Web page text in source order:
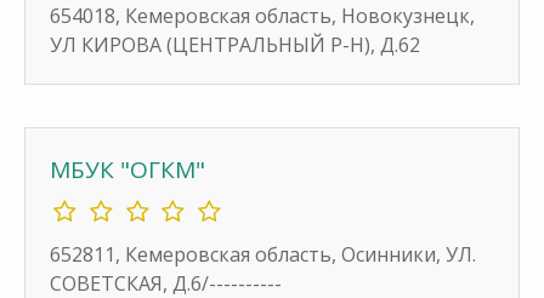
654018, Кемеровская область, Новокузнецк,
УЛ КИРОВА (ЦЕНТРАЛЬНЫЙ Р-Н), Д.62
МБУК "ОГКМ"
652811, Кемеровская область, Осинники, УЛ.
СОВЕТСКАЯ, Д.6/----------